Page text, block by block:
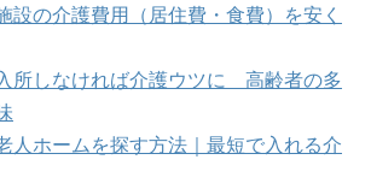
設の介護費用（居住費・食費）を安く
所しなければ介護ウツに 高齢者の多
人ホームを探す方法｜最短で入れる介